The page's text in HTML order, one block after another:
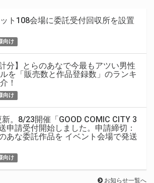
ト108会場に委託受付回収所を設置
向け
分】とらのあなで今最もアツい男性
を「販売数と作品登録数」のランキ
！
向け
新。8/23開催「GOOD COMIC CITY 3
申請受付開始しました。申請締切：
あな委託作品を イベント会場で発送
向け
お知らせ一覧へ